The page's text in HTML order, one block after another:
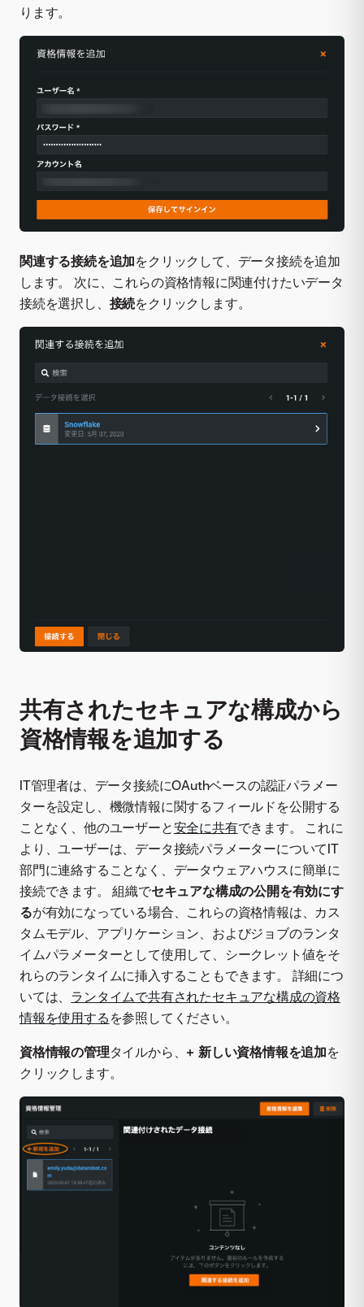
ります。
関連する接続を追加をクリックして、データ接続を追加
します。 次に、これらの資格情報に関連付けたいデータ
接続を選択し、 接続をクリックします。
共有されたセキュアな構成から
資格情報を追加する
IT管理者は、データ接続にOAuthベースの認証パラメー
ターを設定し、機微情報に関するフィールドを公開する
ことなく、他のユーザーと安全に共有できます。 これに
より、ユーザーは、データ接続パラメーターについてIT
部門に連絡することなく、データウェアハウスに簡単に
接続できます。 組織でセキュアな構成の公開を有効にす
るが有効になっている場合、これらの資格情報は、カス
タムモデル、アプリケーション、およびジョブのランタ
イムパラメーターとして使用して、シークレット値をそ
れらのランタイムに挿入することもできます。 詳細につ
いては、 ランタイムで共有されたセキュアな構成の資格
情報を使用する を参照してください。
資格情報の管理タイルから、 + 新しい資格情報を追加を
クリックします。